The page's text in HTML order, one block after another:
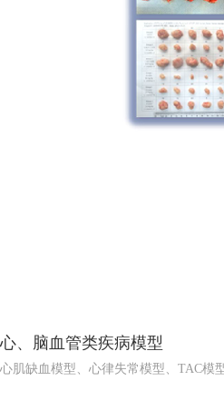
心、脑血管类疾病模型
心肌缺血模型、心律失常模型、TAC模